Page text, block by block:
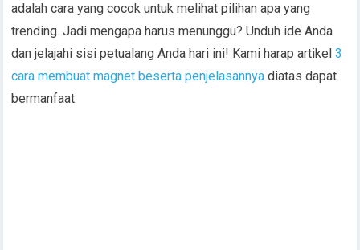
adalah cara yang cocok untuk melihat pilihan apa yang
trending. Jadi mengapa harus menunggu? Unduh ide Anda
dan jelajahi sisi petualang Anda hari ini! Kami harap artikel3
cara membuat magnet beserta penjelasannyadiatas dapat
bermanfaat.